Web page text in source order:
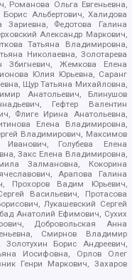
Романова Ольга Евгеньевна,
Альбертович, Халидова
Федотова Галина
Александр Маркович,
Татьяна Владимировна,
Николаевна, Золотарева
Збигневич, Жемкова Елена
Юлия Юрьевна, Саранг
Щур Татьяна Михайловна,
Анатольевич, Блинушов
Гефтер Валентин
Флиге Ирина Анатольевна,
Елена Владимировна,
Владимирович, Максимов
Голубева Елена
Закс Елена Владимировна,
Залмановна, Кокорина
Арапова Галина
Прохоров Вадим Юрьевич,
Васильевич, Протасова
Лукашевский Сергей
Анатолий Ефимович, Сухих
Добровольская Анна
Смирнов Владимир
Борис Андреевич,
Иосифовна, Орлов Олег
Генри Маркович, Захаров